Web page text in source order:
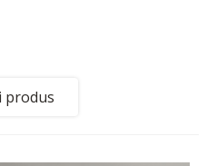
produs